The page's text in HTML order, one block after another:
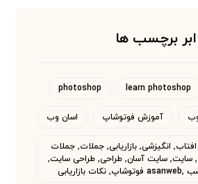
ابر برچسب ها
learn photoshop
photoshop
آموزش فوتوشاپ اسان وب
اسان وب٬ اسمان٬ افتاب٬ انگیزشی٬ بازاریابی٬ جملات٬ جملات
انگیزشی٬ سان وب٬ سایت٬ سایت آسان٬ طراحی٬ طراحی سایت٬